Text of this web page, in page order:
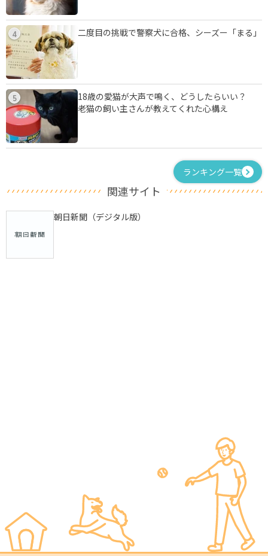
4 二度目の挑戦で警察犬に合格、シーズー「まる」
5
18歳の愛猫が大声で鳴く、どうしたらいい？
老猫の飼い主さんが教えてくれた心構え
ランキング一覧
関連サイト
朝日新聞（デジタル版）